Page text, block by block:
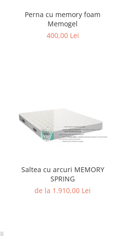
Perna cu memory foam
Memogel
400,00 Lei
Saltea cu arcuri MEMORY
SPRING
de la 1.910,00 Lei